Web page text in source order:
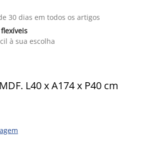
30 dias em todos os artigos
à sua escolha
L40 x A174 x P40 cm